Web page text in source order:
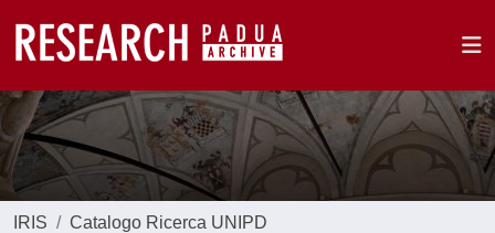
IRIS
Catalogo Ricerca UNIPD